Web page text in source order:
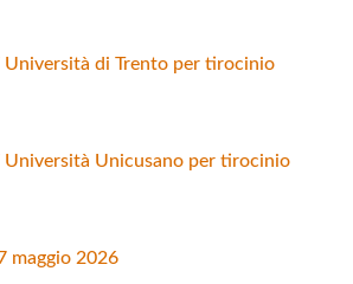
Università di Trento per tirocinio
Università Unicusano per tirocinio
maggio 2026